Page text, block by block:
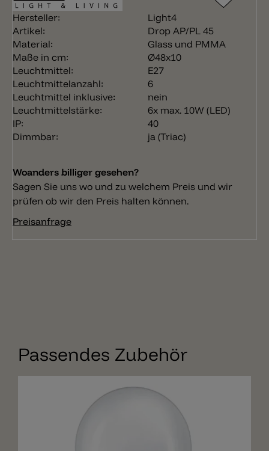
Hersteller:
Light4
Artikel:
Drop AP/PL 45
Material:
Glass und PMMA
Maße in cm:
Ø48x10
Leuchtmittel:
E27
Leuchtmittelanzahl:
6
Leuchtmittel inklusive:
nein
Leuchtmittelstärke:
6x max. 10W (LED)
IP:
40
Dimmbar:
ja (Triac)
Woanders billiger gesehen?
Sagen Sie uns wo und zu welchem Preis und wir
prüfen ob wir den Preis halten können.
Preisanfrage
Passendes Zubehör